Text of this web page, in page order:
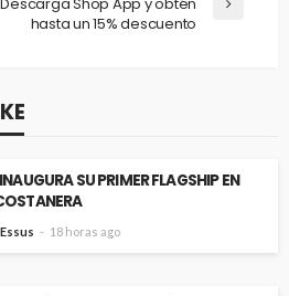
hasta un 15% descuento
SU PRIMER FLAGSHIP EN
18 horas ago